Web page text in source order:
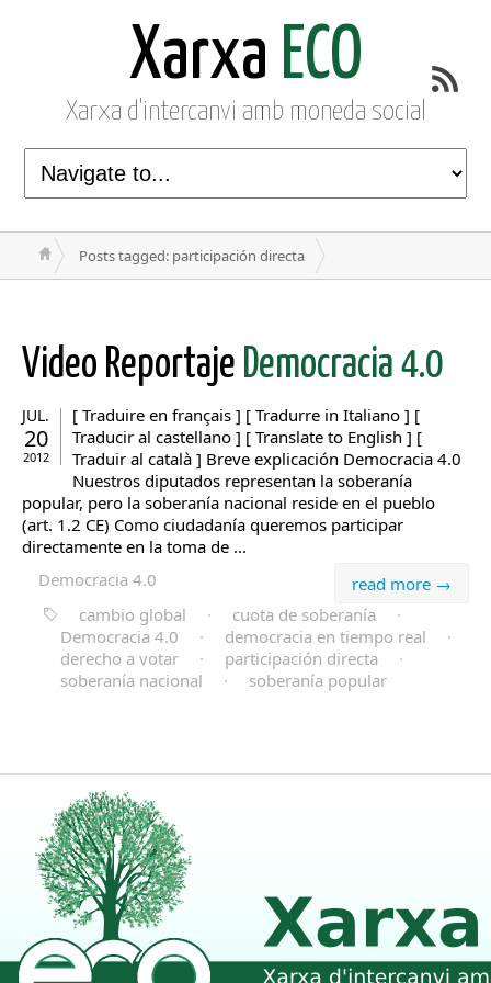
Xarxa ECO
Xarxa d'intercanvi amb moneda social
Posts tagged: participación directa
Video Reportaje Democracia 4.0
JUL.
20
2012
[ Traduire en français ] [ Tradurre in Italiano ] [
Traducir al castellano ] [ Translate to English ] [
Traduir al català ] Breve explicación Democracia 4.0
Nuestros diputados representan la soberanía
popular, pero la soberanía nacional reside en el pueblo
(art. 1.2 CE) Como ciudadanía queremos participar
directamente en la toma de ...
read more →
Democracia 4.0
cambio global
· cuota de soberanía
·
Democracia 4.0
· democracia en tiempo real
·
derecho a votar
· participación directa
·
soberanía nacional
· soberanía popular